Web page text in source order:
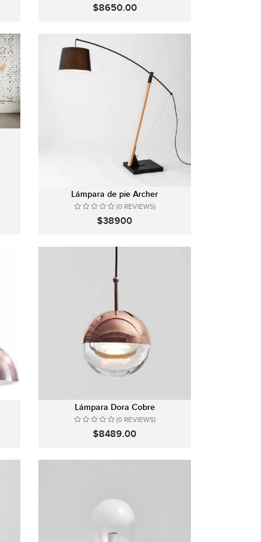
$8650.00
Lámpara de pie Archer
(0 REVIEWS)
$38900
Lámpara Dora Cobre
(0 REVIEWS)
$8489.00